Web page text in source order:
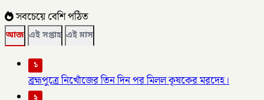
সবচেয়ে বেশি পঠিত
আজ এই সপ্তাহ এই মাস
১
ব্রহ্মপুত্রে নিখোঁজের তিন দিন পর মিলল কৃষকের মরদেহ।